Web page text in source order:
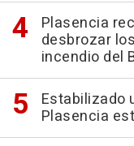
Plasencia
desbrozar
incendio del
Estabilizado
Plasencia